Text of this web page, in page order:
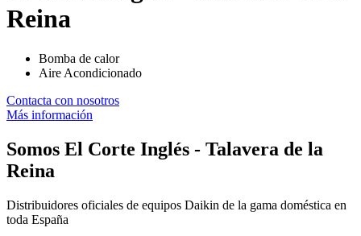
Reina
Bomba de calor
Aire Acondicionado
Contacta con nosotros
Más información
Somos El Corte Inglés - Talavera de la
Reina
Distribuidores oficiales de equipos Daikin de la gama doméstica en
toda España